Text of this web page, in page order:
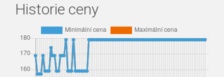
Historie ceny